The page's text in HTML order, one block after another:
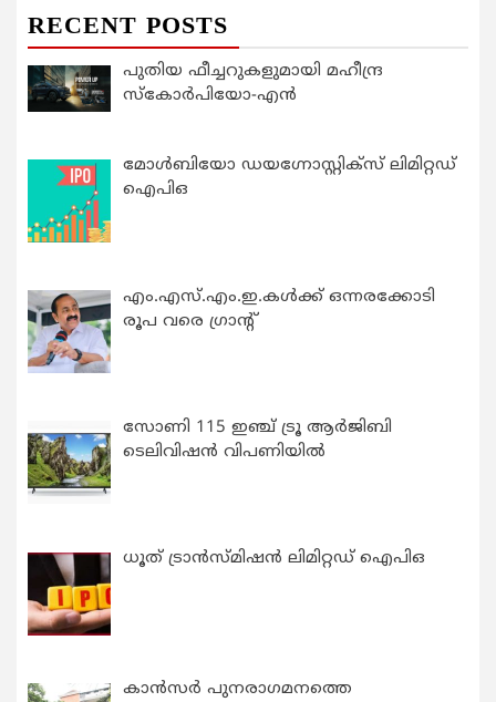
RECENT POSTS
പുതിയ ഫീച്ചറുകളുമായി മഹീന്ദ്ര
സ്കോർപിയോ-എൻ
മോൾബിയോ ഡയഗ്നോസ്റ്റിക്സ് ലിമിറ്റഡ്
ഐപിഒ
എം.എസ്.എം.ഇ.കൾക്ക് ഒന്നരക്കോടി
രൂപ വരെ ഗ്രാന്റ്
സോണി 115 ഇഞ്ച് ട്രൂ ആർജിബി
ടെലിവിഷൻ വിപണിയിൽ
ധൂത് ട്രാൻസ്മിഷൻ ലിമിറ്റഡ് ഐപിഒ
കാന്‍സര്‍ പുനരാഗമനത്തെ